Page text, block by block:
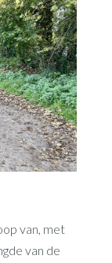
van, met
van de